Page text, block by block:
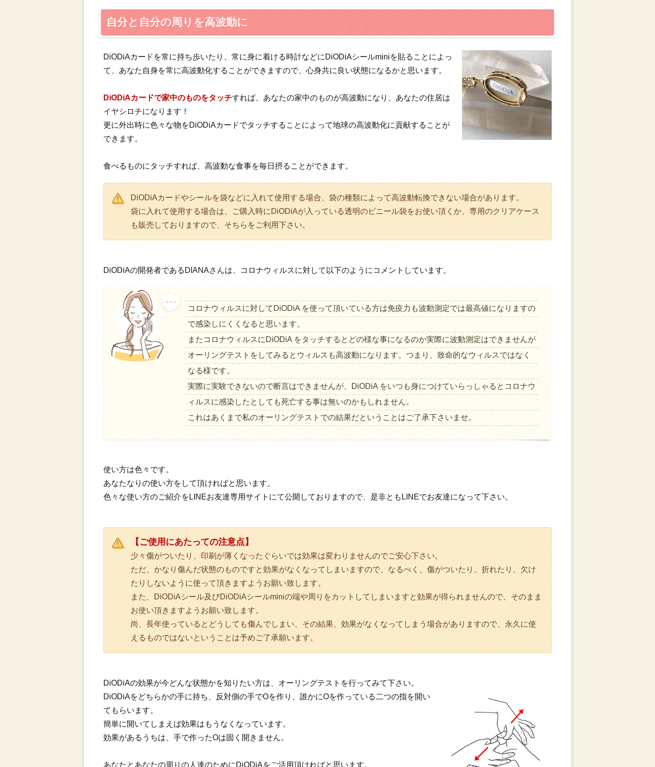
自分と自分の周りを高波動に
DiODiAカードを常に持ち歩いたり、常に身に着ける時計などにDiODiAシールminiを貼ることによっ
て、あなた自身を常に高波動化することができますので、心身共に良い状態になるかと思います。
DiODiAカードで家中のものをタッチすれば、あなたの家中のものが高波動になり、あなたの住居は
イヤシロチになります！
更に外出時に色々な物をDiODiAカードでタッチすることによって地球の高波動化に貢献することが
できます。
食べるものにタッチすれば、高波動な食事を毎日摂ることができます。
DiODiAカードやシールを袋などに入れて使用する場合、袋の種類によって高波動転換できない場合があります。
袋に入れて使用する場合は、ご購入時にDiODiAが入っている透明のビニール袋をお使い頂くか、専用のクリアケース
も販売しておりますので、そちらをご利用下さい。
DiODiAの開発者であるDIANAさんは、コロナウィルスに対して以下のようにコメントしています。
コロナウィルスに対してDiODiA を使って頂いている方は免疫力も波動測定では最高値になりますの
で感染しにくくなると思います。
またコロナウィルスにDiODiA をタッチするとどの様な事になるのか実際に波動測定はできませんが
オーリングテストをしてみるとウィルスも高波動になります。つまり、致命的なウィルスではなく
なる様です。
実際に実験できないので断言はできませんが、DiODiA をいつも身につけていらっしゃるとコロナウ
ィルスに感染したとしても死亡する事は無いのかもしれません。
これはあくまで私のオーリングテストでの結果だということはご了承下さいませ。
使い方は色々です。
あなたなりの使い方をして頂ければと思います。
色々な使い方のご紹介をLINEお友達専用サイトにて公開しておりますので、是非ともLINEでお友達になって下さい。
【ご使用にあたっての注意点】
少々傷がついたり、印刷が薄くなったぐらいでは効果は変わりませんのでご安心下さい。
ただ、かなり傷んだ状態のものですと効果がなくなってしまいますので、なるべく、傷がついたり、折れたり、欠け
たりしないように使って頂きますようお願い致します。
また、DiODiAシール及びDiODiAシールminiの端や周りをカットしてしまいますと効果が得られませんので、そのまま
お使い頂きますようお願い致します。
尚、長年使っているとどうしても傷んでしまい、その結果、効果がなくなってしまう場合がありますので、永久に使
えるものではないということは予めご了承願います。
DiODiAの効果が今どんな状態かを知りたい方は、オーリングテストを行ってみて下さい。
DiODiAをどちらかの手に持ち、反対側の手でOを作り、誰かにOを作っている二つの指を開い
てもらいます。
簡単に開いてしまえば効果はもうなくなっています。
効果があるうちは、手で作ったOは固く開きません。
あなたとあなたの周りの人達のためにDiODiAをご活用頂ければと思います。